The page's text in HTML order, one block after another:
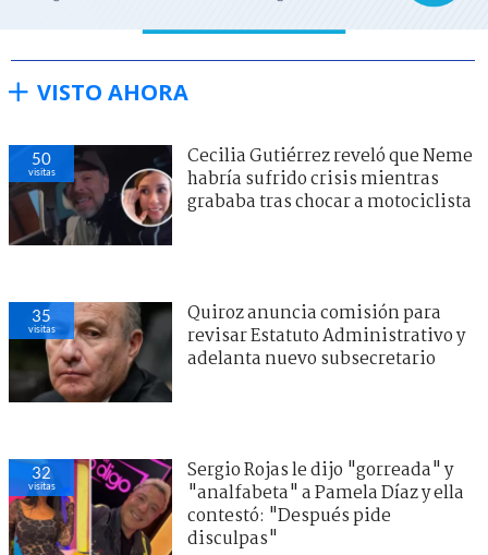
VISTO AHORA
50
visitas
Cecilia Gutiérrez reveló que Neme
habría sufrido crisis mientras
grababa tras chocar a motociclista
35
visitas
Quiroz anuncia comisión para
revisar Estatuto Administrativo y
adelanta nuevo subsecretario
32
visitas
Sergio Rojas le dijo "gorreada" y
"analfabeta" a Pamela Díaz y ella
contestó: "Después pide
disculpas"